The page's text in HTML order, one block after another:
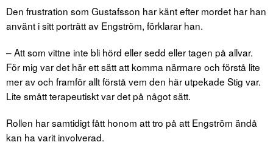
Den frustration som Gustafsson har känt efter mordet har han
använt i sitt porträtt av Engström, förklarar han.
– Att som vittne inte bli hörd eller sedd eller tagen på allvar.
För mig var det här ett sätt att komma närmare och förstå lite
mer av och framför allt förstå vem den här utpekade Stig var.
Lite smått terapeutiskt var det på något sätt.
Rollen har samtidigt fått honom att tro på att Engström ändå
kan ha varit involverad.